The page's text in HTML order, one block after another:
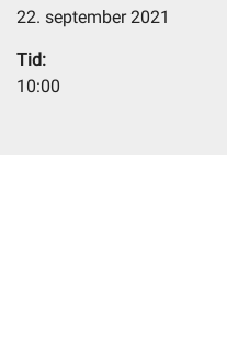
Ileqqoreqqusat
22. september 2021
Tid:
10:00